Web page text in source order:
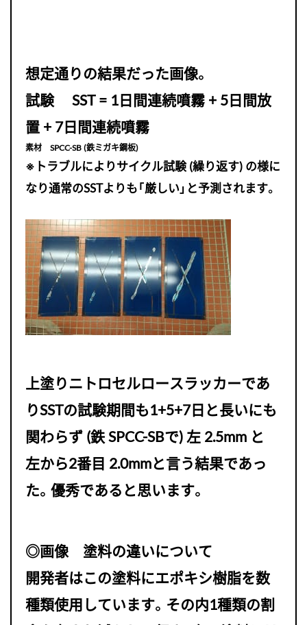
想定通りの結果だった画像。
試験 SST = 1日間連続噴霧 + 5日間放
置 + 7日間連続噴霧
素材 SPCC-SB (鉄ミガキ鋼板)
※トラブルによりサイクル試験 (繰り返す) の様に
なり通常のSSTよりも「厳しい」と予測されます。
上塗りニトロセルロースラッカーであ
りSSTの試験期間も1+5+7日と長いにも
関わらず (鉄 SPCC-SBで) 左 2.5mm と
左から2番目 2.0mmと言う結果であっ
た。優秀であると思います。
◎画像 塗料の違いについて
開発者はこの塗料にエポキシ樹脂を数
種類使用しています。その内1種類の割